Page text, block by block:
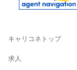
キャリコネトップ
求人